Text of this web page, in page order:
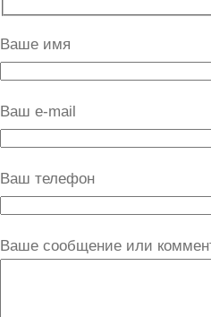
Ваше имя
Ваш e-mail
Ваш телефон
Ваше сообщение или